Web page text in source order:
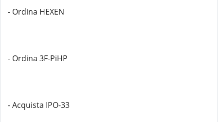
- Ordina HEXEN
- Ordina 3F-PiHP
- Acquista IPO-33